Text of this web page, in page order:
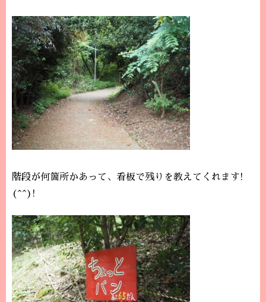
階段が何箇所かあって、看板で残りを教えてくれます!
(^^)!